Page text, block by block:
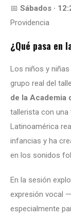
📅 Sábados ·
Providencia
¿Qué pasa en
Los niños y
grupo real del
de la Academia
tallerista con una
Latinoamérica
infancias y ha
en los sonidos
En la sesión
expresión vocal
especialmente